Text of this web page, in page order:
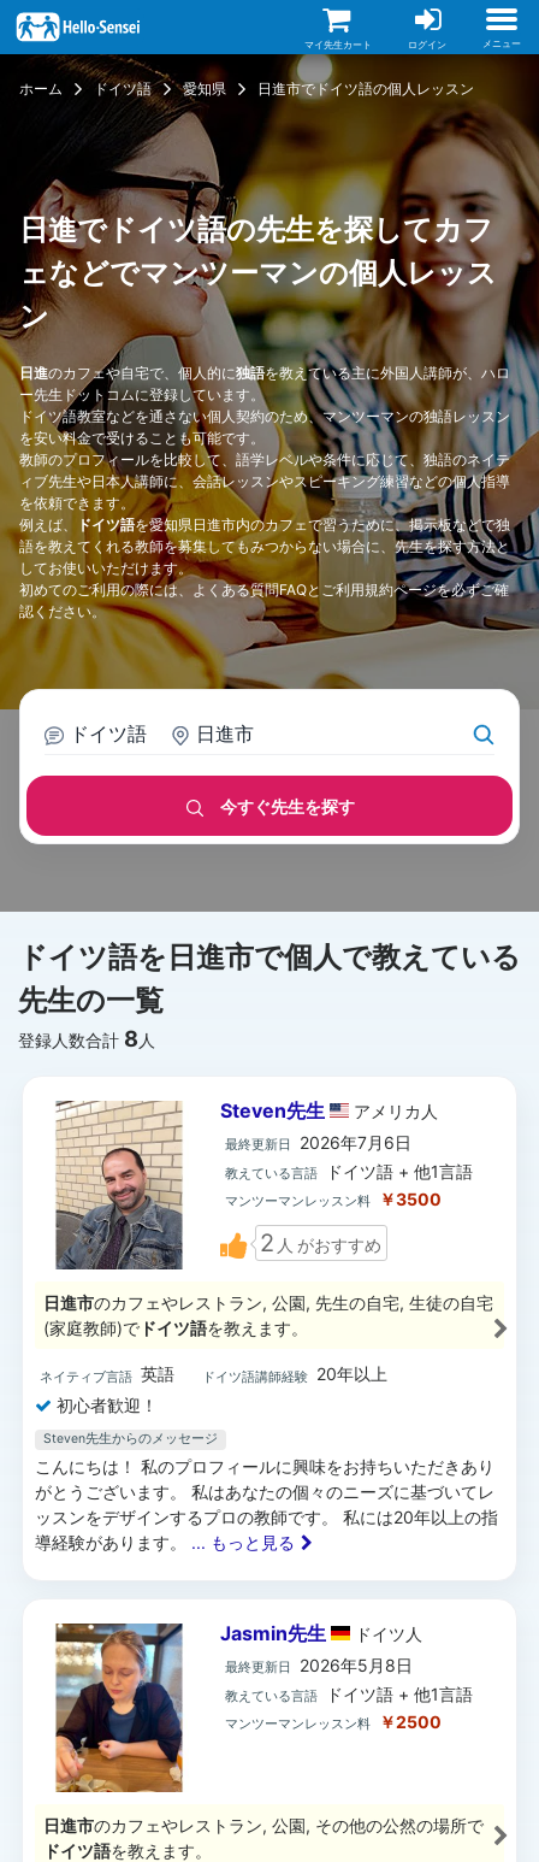
イ
ン
コ
マイ先生カート ログイン メニュー
ホーム ドイツ語 愛知県 日進市でドイツ語の個人レッスン
日進でドイツ語の先生を探してカフ
ェなどでマンツーマンの個人レッス
ン
日進のカフェや自宅で、個人的に独語を教えている主に外国人講師が、ハロ
ー先生ドットコムに登録しています。
ドイツ語教室などを通さない個人契約のため、マンツーマンの独語レッスン
を安い料金で受けることも可能です。
教師のプロフィールを比較して、語学レベルや条件に応じて、独語のネイテ
ィブ先生や日本人講師に、会話レッスンやスピーキング練習などの個人指導
を依頼できます。
例えば、
ドイツ語を愛知県日進市内のカフェで習うために、掲示板などで独
語を教えてくれる教師を募集してもみつからない場合に、先生を探す方法と
してお使いいただけます。
初めてのご利用の際には、 よくある質問FAQと ご利用規約ページを必ずご確
認ください。
ドイツ語 日進市
今すぐ先生を探す
ドイツ語を日進市で個人で教えている
先生の一覧
登録人数合計 8 人
Steven先生 アメリカ 人
最終更新日 2026年7月6日
教えている言語 ドイツ語 + 他1言語
マンツーマンレッスン料 ￥3500
2 人 がおすすめ
日進市のカフェやレストラン, 公園, 先生の自宅, 生徒の自宅
(家庭教師)で ドイツ語を教えます。
ネイティブ言語 英語 ドイツ語講師経験
20年以上
初心者歓迎！
Steven先生からのメッセージ
こんにちは！ 私のプロフィールに興味をお持ちいただきあり
がとうございます。 私はあなたの個々のニーズに基づいてレ
ッスンをデザインするプロの教師です。 私には20年以上の指
導経験があります。 ... もっと見る
Jasmin先生 ドイツ 人
最終更新日 2026年5月8日
教えている言語 ドイツ語 + 他1言語
マンツーマンレッスン料 ￥2500
日進市のカフェやレストラン, 公園, その他の公然の場所で
ドイツ語を教えます。